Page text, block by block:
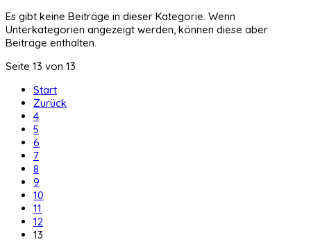
Es gibt keine Beiträge in dieser Kategorie. Wenn
Unterkategorien angezeigt werden, können diese aber
Beiträge enthalten.
Seite 13 von 13
Start
Zurück
4
5
6
7
8
9
10
11
12
13